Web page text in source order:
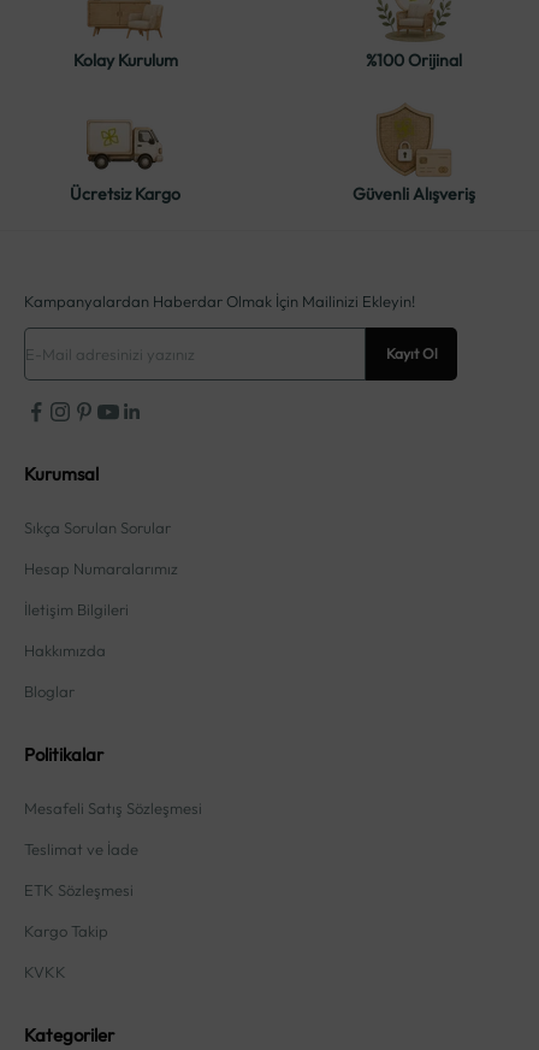
Kolay Kurulum %100 Orijinal
Ücretsiz Kargo Güvenli Alışveriş
Kampanyalardan Haberdar Olmak İçin Mailinizi Ekleyin!
Kayıt Ol
Kurumsal
Sıkça Sorulan Sorular
Hesap Numaralarımız
İletişim Bilgileri
Hakkımızda
Bloglar
Politikalar
Mesafeli Satış Sözleşmesi
Teslimat ve İade
ETK Sözleşmesi
Kargo Takip
KVKK
Kategoriler